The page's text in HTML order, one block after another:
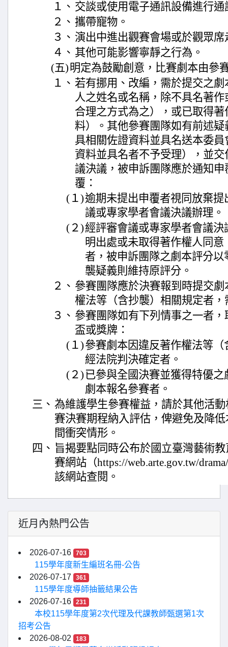
１、 交談或使用電子通訊設備進行通
２、 攜帶寵物。
３、 演出中進出觀賽會場或於觀眾席
４、 其他可能影響寧靜之行為。
(五)明定為鼓勵創意，比賽劇本由參
１、 若有挪用、改編，需於提交之
人之姓名或名稱，除不具名著
合理之方式為之），或已取得
料）。其他參賽團隊如有前述
具相關佐證資料並具名送本委
資料並具名者不予受理），並
議決議，被申訴團隊應於通知
覆：
(１)逾期未提出申覆者視同放棄
議或專家學者會議決議辦理。
(２)經評審會議或專家學者會議
明出處或未取得著作權人同
者，被申訴團隊之劇本評分
襲疑義則維持原評分。
２、 參賽團隊應於決賽報到時提交
權法等（含抄襲）相關規定者
３、 參賽團隊如有下列情事之一者
盃或獎牌：
(１)參賽劇本因違反著作權法等
經法院判決確定者。
(２) 已參與全國決賽並獲得特優
劇本報名參賽者。
三、 為維護學生參賽權益，請於其他活
賽決賽期程納入評估，俾避免及降
間衝突情形。
四、 旨揭要點同時公布於國立臺灣藝術
賽網站（https://web.arte.gov.tw/
該網站查閱。
近月內熱門公告
2026-07-16 703
115學年度新生編班名冊-公告
2026-07-17
361
115學年度導師抽籤結果公告
2026-07-16
231
本校115學年度第2次代理及代課教師甄選第1次
招考公告
2026-08-02
183